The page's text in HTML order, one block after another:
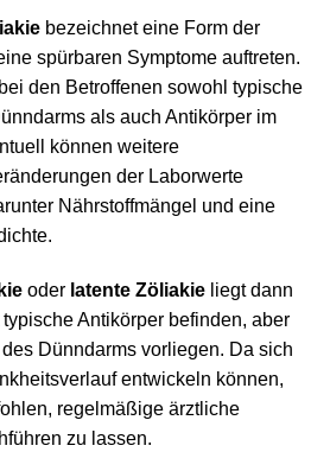
bezeichnet eine Form der
spürbaren Symptome auftreten.
den Betroffenen sowohl typische
als auch Antikörper im
können weitere
der Laborwerte
Nährstoffmängel und eine
oder latente Zöliakie liegt dann
Antikörper befinden, aber
Dünndarms vorliegen. Da sich
entwickeln können,
regelmäßige ärztliche
zu lassen.